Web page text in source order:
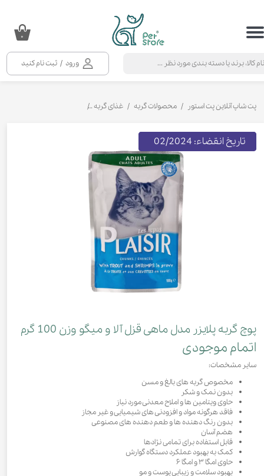
ورود / ثبت نام کنید
حساب کاربری من
خروج از حساب کاربری
۰
پت شاپ آنلاین پت استور محصولات گربه غذای گربه
پوچ گربه پلایزر مدل ماهی قزل آلا و میگو وزن 100 گرم
اتمام موجودی
سایر مشخصات:
مخصوص گربه های بالغ و مسن
بدون نمک و شکر
حاوی ویتامین ها و املاح معدنی مورد نیاز
فاقد هرگونه مواد و افزودنی های شیمیایی و غیر مجاز
بدون رنگ دهنده ها و طعم دهنده های مصنوعی
هضم آسان
قابل استفاده برای تمامی نژادها
کمک به بهبود عملکرد دستگاه گوارش
حاوی امگا ۳ و امگا ۶
بهبود سلامت و زیبایی پوست و مو
تاریخ انقضاء: 02/2024